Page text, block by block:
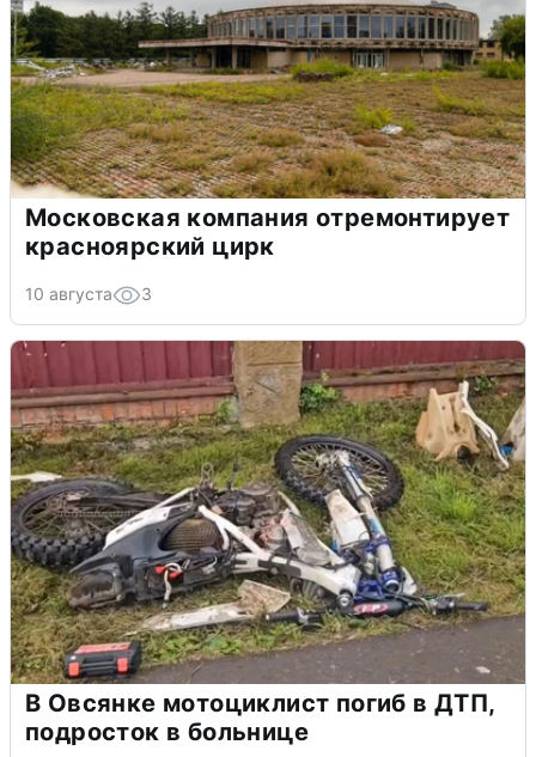
Московская компания отремонтирует
красноярский цирк
10 августа 3
В Овсянке мотоциклист погиб в ДТП,
подросток в больнице